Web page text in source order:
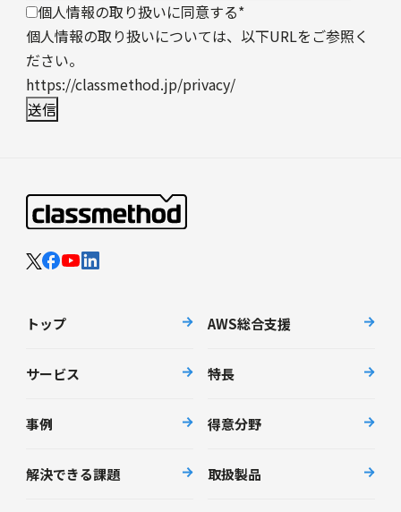
個人情報の取り扱いに同意する*
個人情報の取り扱いについては、以下URLをご参照く
ださい。
https://classmethod.jp/privacy/
トップ AWS総合支援
サービス 特長
事例 得意分野
解決できる課題 取扱製品